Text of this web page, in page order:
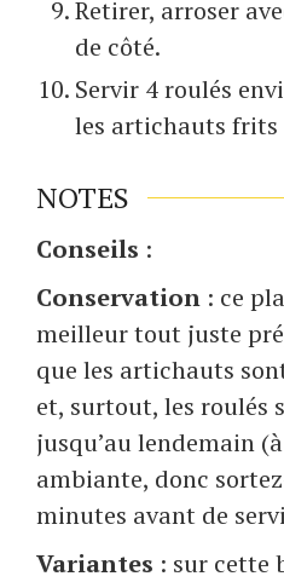
Retirer, arroser
de côté.
Servir 4 roulés
les artichauts frits
NOTES
Conseils :
Conservation : ce
meilleur tout juste
que les artichauts
et, surtout, les roulés
jusqu’au lendemain
ambiante, donc
minutes avant de
Variantes : sur cette